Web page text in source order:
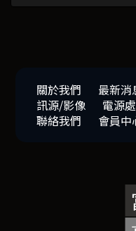
關於我們 最新消
訊源/影像
電源
聯絡我們
會員中